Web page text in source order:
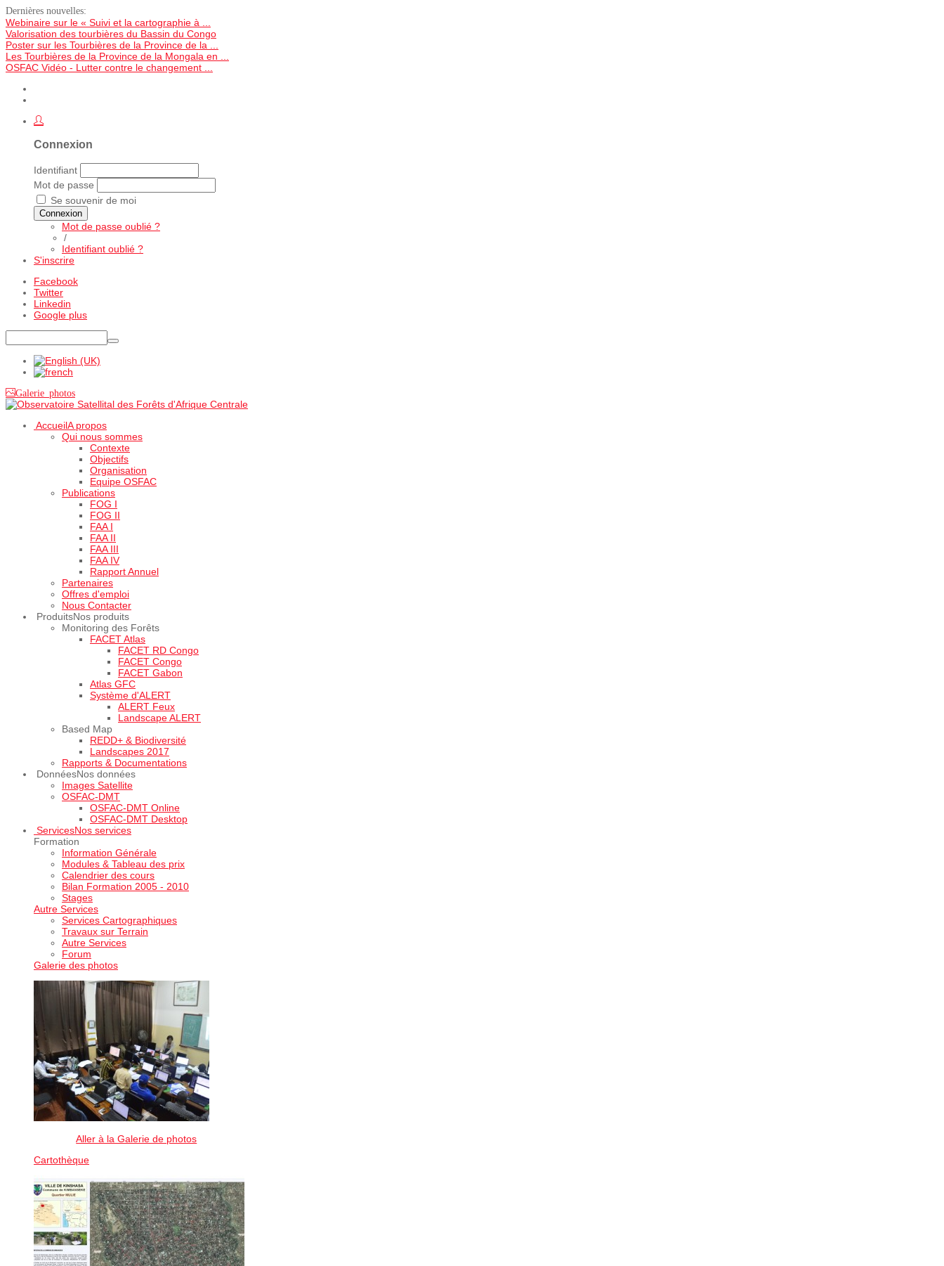
Dernières nouvelles:
Webinaire sur le « Suivi et la cartographie à ...
Valorisation des tourbières du Bassin du Congo
Poster sur les Tourbières de la Province de la ...
Les Tourbières de la Province de la Mongala en ...
OSFAC Vidéo - Lutter contre le changement ...
Connexion
Identifiant
Mot de passe
Se souvenir de moi
Connexion
Mot de passe oublié ?
/
Identifiant oublié ?
S'inscrire
Facebook
Twitter
Linkedin
Google plus
Galerie photos
AccueilA propos
Qui nous sommes
Contexte
Objectifs
Organisation
Equipe OSFAC
Publications
FOG I
FOG II
FAA I
FAA II
FAA III
FAA IV
Rapport Annuel
Partenaires
Offres d'emploi
Nous Contacter
ProduitsNos produits
Monitoring des Forêts
FACET Atlas
FACET RD Congo
FACET Congo
FACET Gabon
Atlas GFC
Système d'ALERT
ALERT Feux
Landscape ALERT
Based Map
REDD+ & Biodiversité
Landscapes 2017
Rapports & Documentations
DonnéesNos données
Images Satellite
OSFAC-DMT
OSFAC-DMT Online
OSFAC-DMT Desktop
ServicesNos services
Formation
Information Générale
Modules & Tableau des prix
Calendrier des cours
Bilan Formation 2005 - 2010
Stages
Autre Services
Services Cartographiques
Travaux sur Terrain
Autre Services
Forum
Galerie des photos
Aller à la Galerie de photos
Cartothèque